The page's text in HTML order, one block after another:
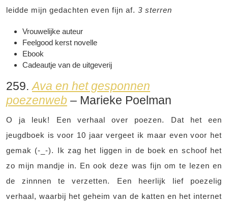
leidde mijn gedachten even fijn af. 3 sterren
Vrouwelijke auteur
Feelgood kerst novelle
Ebook
Cadeautje van de uitgeverij
259.Ava en het gesponnen
poezenweb – Marieke Poelman
O ja leuk! Een verhaal over poezen. Dat het een
jeugdboek is voor 10 jaar vergeet ik maar even voor het
gemak (-_-). Ik zag het liggen in de boek en schoof het
zo mijn mandje in. En ook deze was fijn om te lezen en
de zinnnen te verzetten. Een heerlijk lief poezelig
verhaal, waarbij het geheim van de katten en het internet